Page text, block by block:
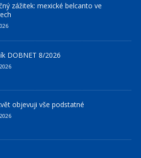
zážitek: mexické belcanto ve
DOBNET 8/2026
objevuji vše podstatné